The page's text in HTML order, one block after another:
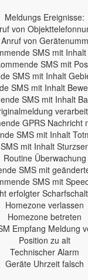
Meldungs Ereignisse:
von
von
SMS mit
SMS mit
SMS mit Inhalt
SMS mit Inhalt
SMS mit Inhalt
GPRS Nachricht
SMS mit Inhalt
mit Inhalt
Routine Überwachung
SMS mit
SMS mit
erfolgter
Homezone verlassen
Homezone betreten
Empfang Meldung
Position zu alt
Technischer Alarm
Geräte Uhrzeit falsch